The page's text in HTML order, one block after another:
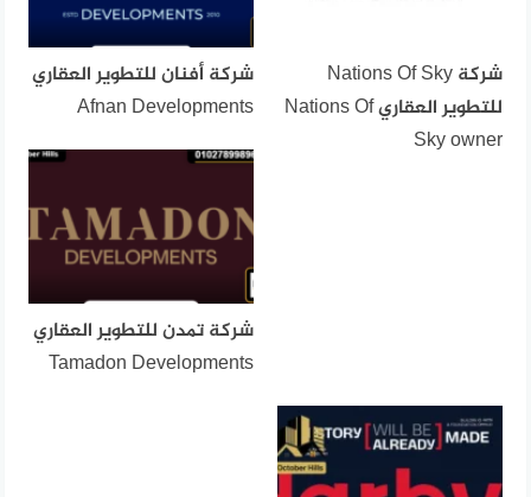
شركة Nations Of Sky
للتطوير العقاري Nations Of
Sky owner
شركة أفنان للتطوير العقاري
Afnan Developments
شركة تمدن للتطوير العقاري
Tamadon Developments